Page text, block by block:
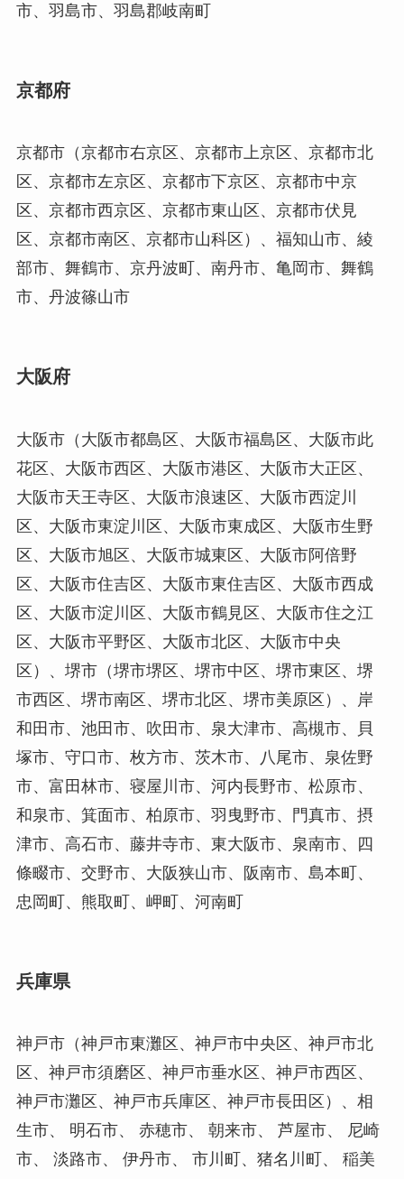
市、羽島市、羽島郡岐南町
京都府
京都市（京都市右京区、京都市上京区、京都市北
区、京都市左京区、京都市下京区、京都市中京
区、京都市西京区、京都市東山区、京都市伏見
区、京都市南区、京都市山科区）、福知山市、綾
部市、舞鶴市、京丹波町、南丹市、亀岡市、舞鶴
市、丹波篠山市
大阪府
大阪市（大阪市都島区、大阪市福島区、大阪市此
花区、大阪市西区、大阪市港区、大阪市大正区、
大阪市天王寺区、大阪市浪速区、大阪市西淀川
区、大阪市東淀川区、大阪市東成区、大阪市生野
区、大阪市旭区、大阪市城東区、大阪市阿倍野
区、大阪市住吉区、大阪市東住吉区、大阪市西成
区、大阪市淀川区、大阪市鶴見区、大阪市住之江
区、大阪市平野区、大阪市北区、大阪市中央
区）、堺市（堺市堺区、堺市中区、堺市東区、堺
市西区、堺市南区、堺市北区、堺市美原区）、岸
和田市、池田市、吹田市、泉大津市、高槻市、貝
塚市、守口市、枚方市、茨木市、八尾市、泉佐野
市、富田林市、寝屋川市、河内長野市、松原市、
和泉市、箕面市、柏原市、羽曳野市、門真市、摂
津市、高石市、藤井寺市、東大阪市、泉南市、四
條畷市、交野市、大阪狭山市、阪南市、島本町、
忠岡町、熊取町、岬町、河南町
兵庫県
神戸市（神戸市東灘区、神戸市中央区、神戸市北
区、神戸市須磨区、神戸市垂水区、神戸市西区、
神戸市灘区、神戸市兵庫区、神戸市長田区）、相
生市、 明石市、 赤穂市、 朝来市、 芦屋市、 尼崎
市、 淡路市、 伊丹市、 市川町、猪名川町、 稲美